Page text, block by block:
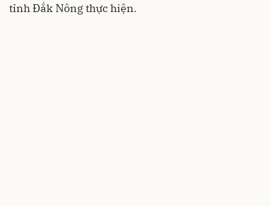
tỉnh Đắk Nông thực hiện.